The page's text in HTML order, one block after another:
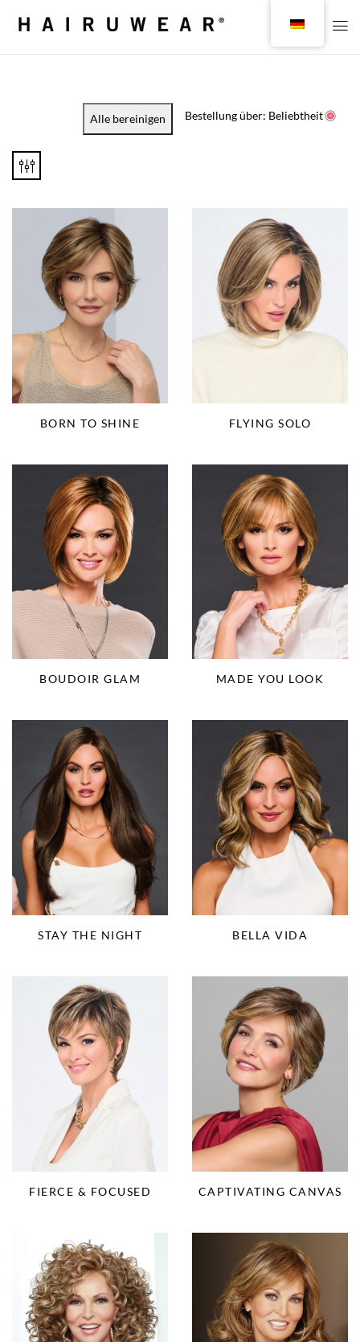
Alle bereinigen Bestellung über: Beliebtheit
BORN TO SHINE FLYING SOLO
BOUDOIR GLAM MADE YOU LOOK
STAY THE NIGHT BELLA VIDA
FIERCE & FOCUSED CAPTIVATING CANVAS